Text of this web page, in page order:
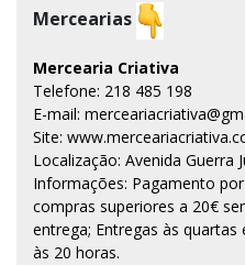
Mercearias
Mercearia Criativa
Telefone: 218 485 198
E-mail:
Site:
Localização: Avenida Guerra
Informações: Pagamento
compras superiores a 20€
entrega; Entregas às
às 20 horas.